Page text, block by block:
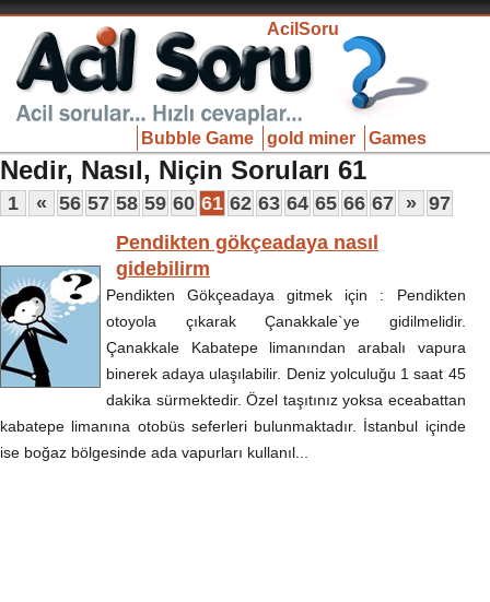
Games
gold miner
Bubble Game
AcilSoru
Nedir, Nasıl, Niçin Soruları 61
1 « 56 57 58 59 60 61 62 63 64 65 66 67 » 97
Pendikten gökçeadaya nasıl
gidebilirm
Pendikten Gökçeadaya gitmek için : Pendikten
otoyola çıkarak Çanakkale`ye gidilmelidir.
Çanakkale Kabatepe limanından arabalı vapura
binerek adaya ulaşılabilir. Deniz yolculuğu 1 saat 45
dakika sürmektedir. Özel taşıtınız yoksa eceabattan
kabatepe limanına otobüs seferleri bulunmaktadır. İstanbul içinde
ise boğaz bölgesinde ada vapurları kullanıl...